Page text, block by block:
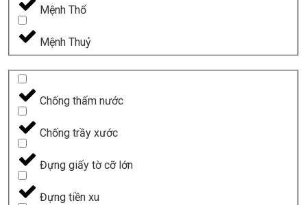
Mệnh Thổ
Mệnh Thuỷ
Chống thấm nước
Chống trầy xước
Đựng giấy tờ cỡ lớn
Đựng tiền xu